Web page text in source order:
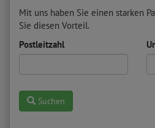
Mit uns haben Sie einen starken
Sie diesen Vorteil.
Postleitzahl
Suchen